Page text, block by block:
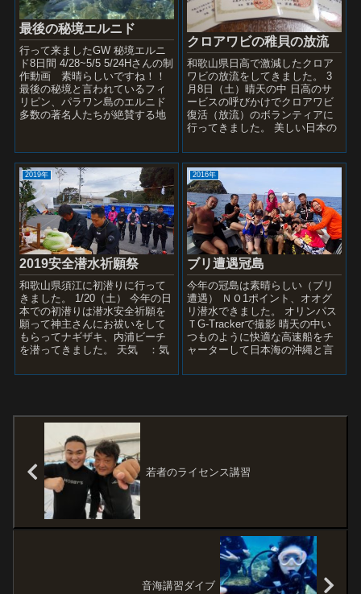
最後の秘境エルニド
行って来ましたGW 秘境エルニ
ド8日間 4/28~5/5 5/24Hさんの制
作動画 素晴らしいですね！！
最後の秘境と言われているフィ
リピン、パラワン島のエルニド
多数の著名人たちが絶賛する地
クロアワビの稚貝の放流
和歌山県日高で激減したクロア
ワビの放流をしてきました。 3
月8日（土）晴天の中 日高のサ
ービスの呼びかけでクロアワビ
復活（放流）のボランティアに
行ってきました。 美しい日本の
んが共存できたらもっとダイビ
ングが...
2019年
2019安全潜水祈願祭
和歌山県須江に初潜りに行って
きました。 1/20（土） 今年の日
本での初潜りは潜水安全祈願を
願って神主さんにお祓いをして
もらってナギザキ、内浦ビーチ
を潜ってきました。 天気 ：気
況 ：午前中なぎ ...
2016年
ブリ遭遇冠島
今年の冠島は素晴らしい（ブリ
遭遇） ＮＯ1ポイント、オオグ
リ潜水できました。 オリンパス
ＴG-Trackerで撮影 晴天の中い
つものように快適な高速船をチ
ャーターして日本海の沖縄と言
に行って来ました...
若者のライセンス講習
音海講習ダイブ